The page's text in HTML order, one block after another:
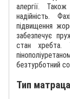
алергії.
надійність.
підвищення
забезпечує
стан хребта.
безтурботний
Тип матраца